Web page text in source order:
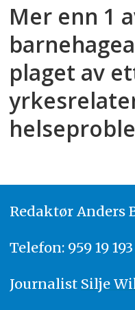
Mer enn 1
plaget av
Redaktør Anders
Telefon: 959 19 193
Journalist Silje